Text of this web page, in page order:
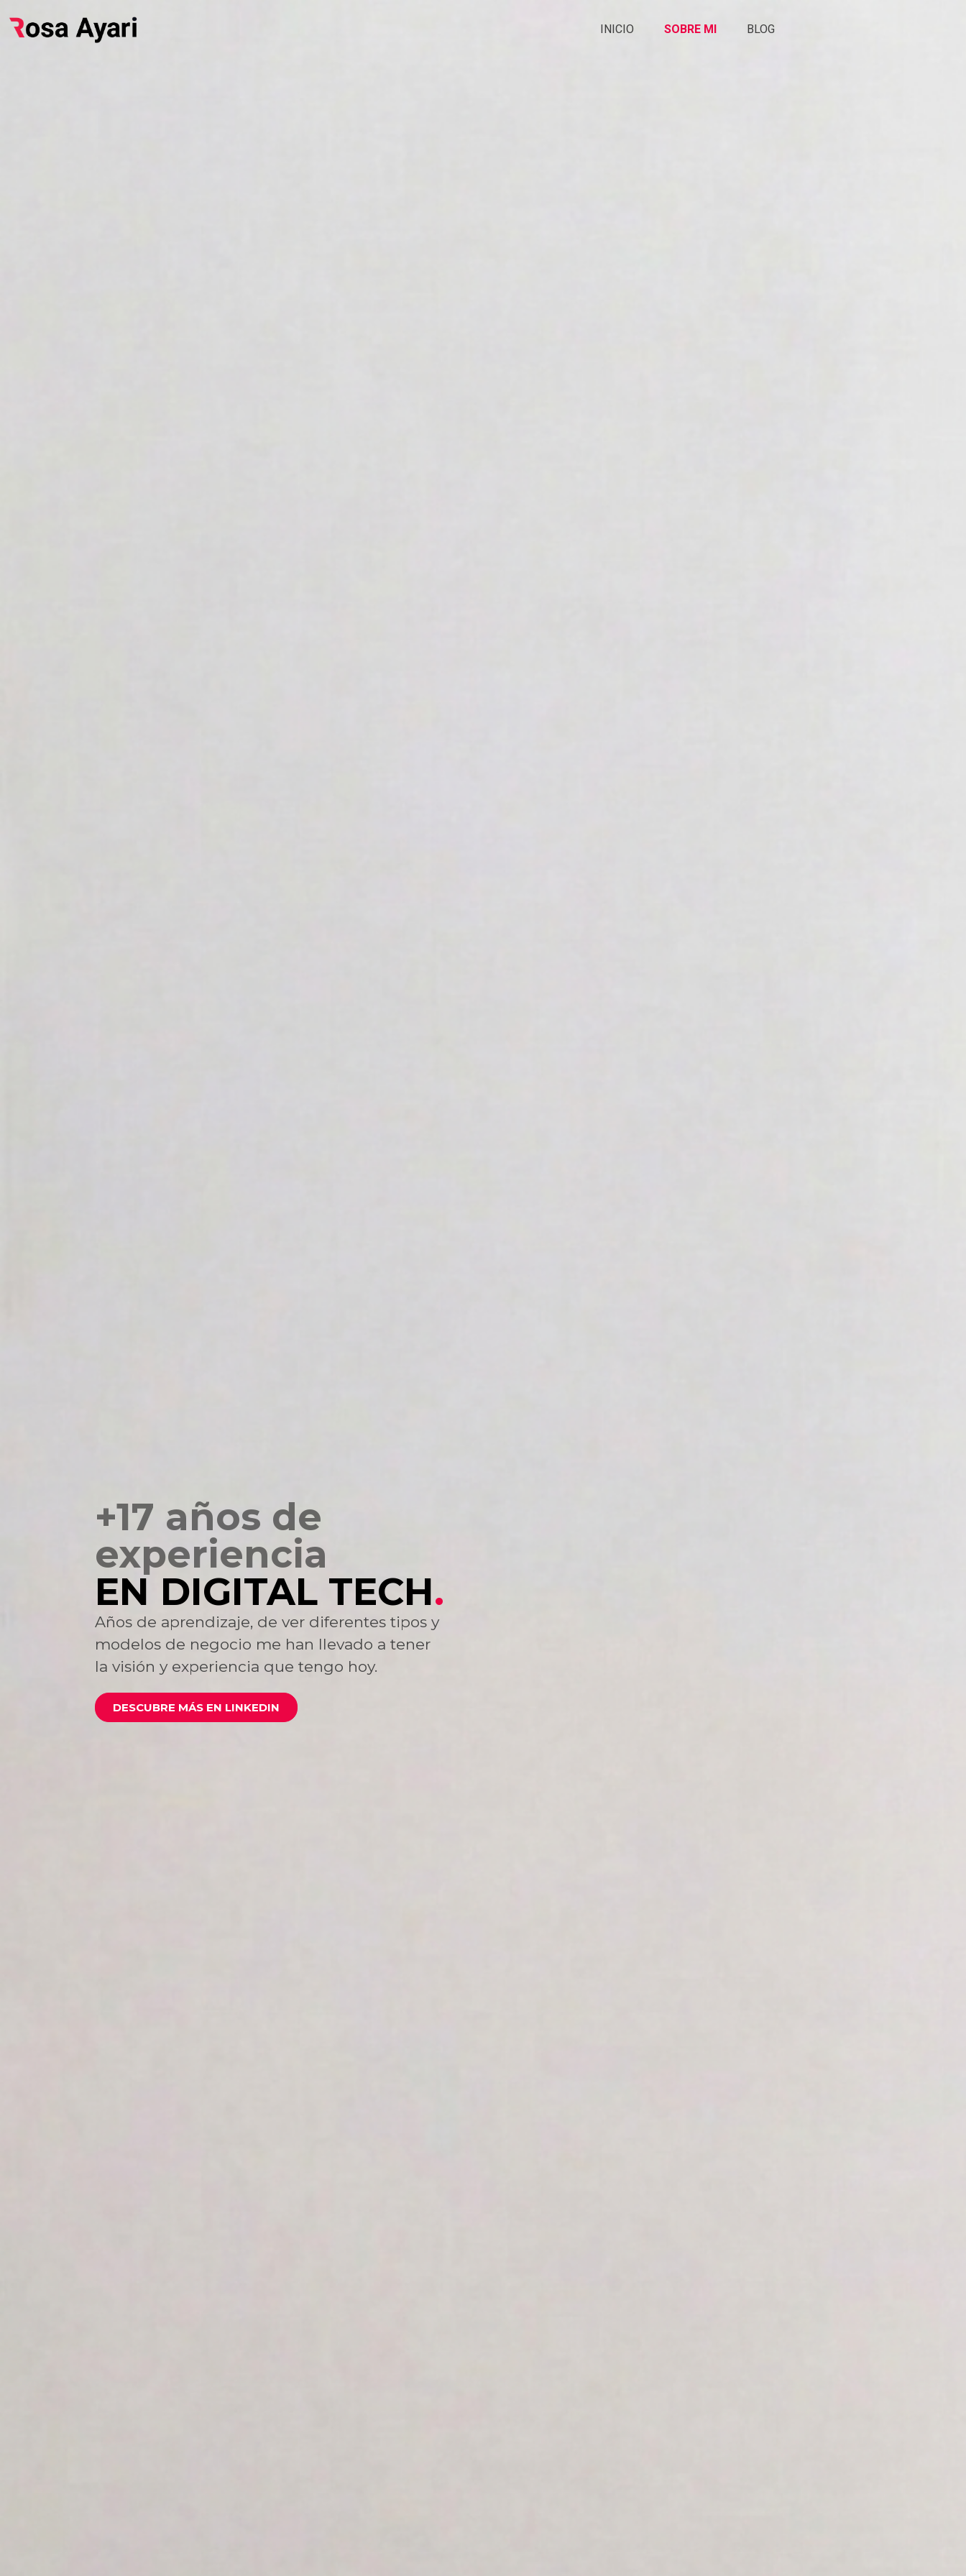
INICIO SOBRE MI BLOG
+17 años de
experiencia
EN DIGITAL TECH.
Años de aprendizaje, de ver diferentes tipos y
modelos de negocio me han llevado a tener
la visión y experiencia que tengo hoy.
DESCUBRE MÁS EN LINKEDIN